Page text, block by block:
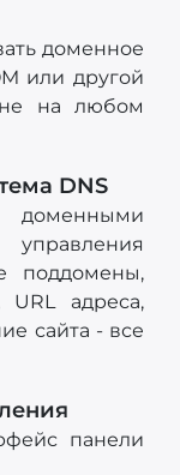
доменное
или другой
на любом
DNS
поддомены,
URL адреса,
сайта - все
панели